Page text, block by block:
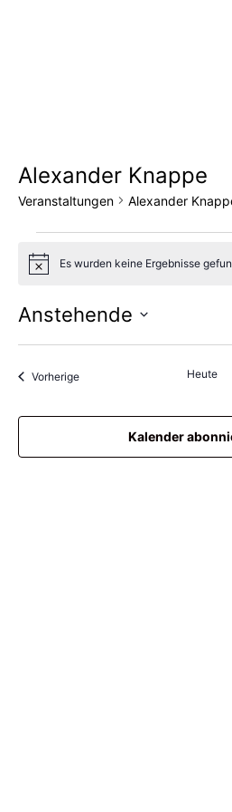
Alexander Knappe
Veranstaltungen Alexander
HinweisEs wurden keine Ergebnisse
Anstehende
Datum
wählen.
VorherigeVeranstaltungen Heute
Kalender